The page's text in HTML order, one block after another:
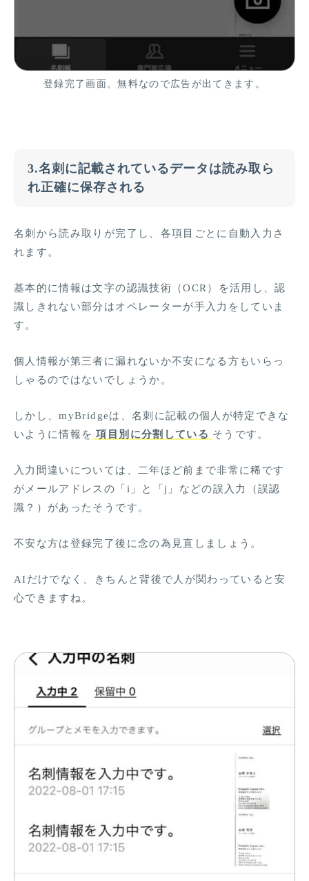
登録完了画面。無料なので広告が出てきます。
3.名刺に記載されているデータは読み取ら
れ正確に保存される
名刺から読み取りが完了し、各項目ごとに自動入力さ
れます。
基本的に情報は文字の認識技術（OCR）を活用し、認
識しきれない部分はオペレーターが手入力をしていま
す。
個人情報が第三者に漏れないか不安になる方もいらっ
しゃるのではないでしょうか。
しかし、myBridgeは、名刺に記載の個人が特定できな
いように情報を 項目別に分割している そうです。
入力間違いについては、二年ほど前まで非常に稀です
がメールアドレスの「i」と「j」などの誤入力（誤認
識？）があったそうです。
不安な方は登録完了後に念の為見直しましょう。
AIだけでなく、きちんと背後で人が関わっていると安
心できますね。